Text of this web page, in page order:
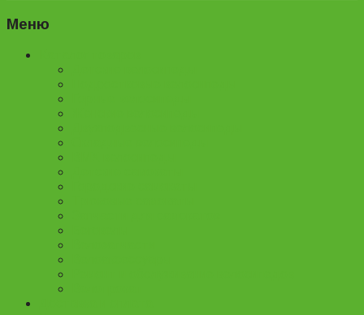
Меню